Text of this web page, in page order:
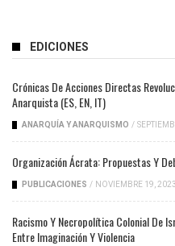
EDICIONES
Crónicas De Acciones Directas
Anarquista (ES, EN, IT)
ANARQUÍA Y ANARQUISMO /
Organización Ácrata: Propuestas Y
PUBLICACIONES / NOVIEMBRE 19, 2023
Racismo Y Necropolítica Colonial De
Entre Imaginación Y Violencia